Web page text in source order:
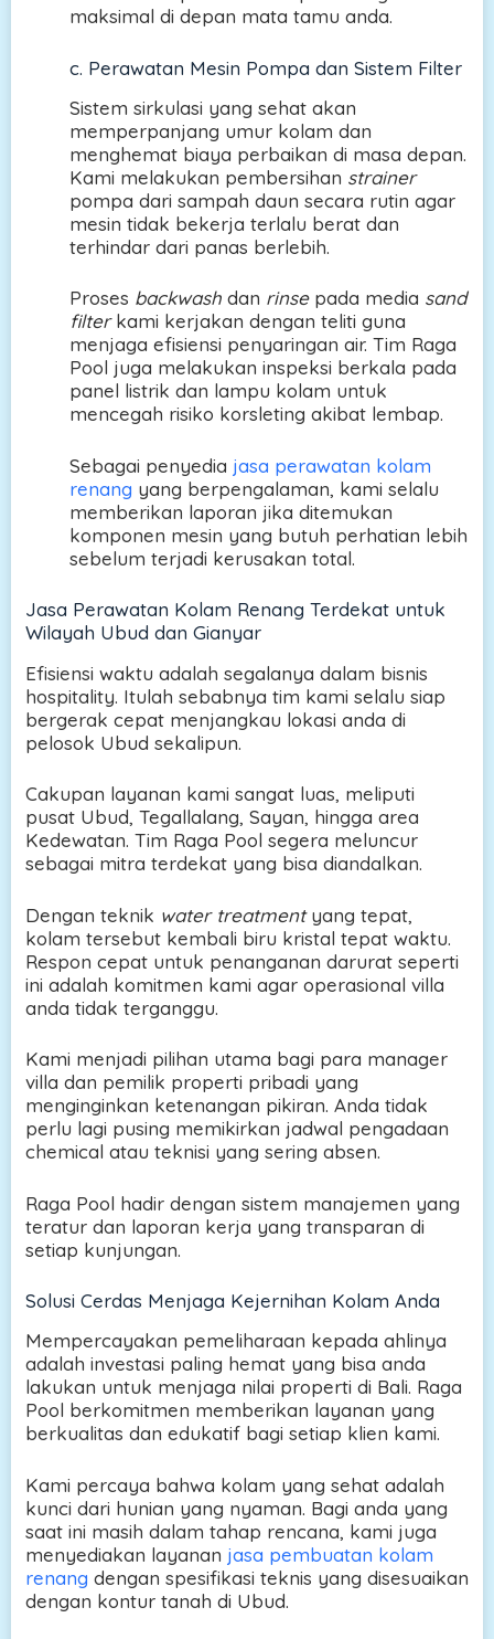
maksimal di depan mata tamu anda.
c. Perawatan Mesin Pompa dan Sistem Filter
Sistem sirkulasi yang sehat akan
memperpanjang umur kolam dan
menghemat biaya perbaikan di masa depan.
Kami melakukan pembersihan strainer
pompa dari sampah daun secara rutin agar
mesin tidak bekerja terlalu berat dan
terhindar dari panas berlebih.
Proses backwash dan rinsepada media sand
filterkami kerjakan dengan teliti guna
menjaga efisiensi penyaringan air. Tim Raga
Pool juga melakukan inspeksi berkala pada
panel listrik dan lampu kolam untuk
mencegah risiko korsleting akibat lembap.
Sebagai penyedia jasa perawatan kolam
renang yang berpengalaman, kami selalu
memberikan laporan jika ditemukan
komponen mesin yang butuh perhatian lebih
sebelum terjadi kerusakan total.
Jasa Perawatan Kolam Renang Terdekat untuk
Wilayah Ubud dan Gianyar
Efisiensi waktu adalah segalanya dalam bisnis
hospitality. Itulah sebabnya tim kami selalu siap
bergerak cepat menjangkau lokasi anda di
pelosok Ubud sekalipun.
Cakupan layanan kami sangat luas, meliputi
pusat Ubud, Tegallalang, Sayan, hingga area
Kedewatan. Tim Raga Pool segera meluncur
sebagai mitra terdekat yang bisa diandalkan.
Dengan teknik water treatmentyang tepat,
kolam tersebut kembali biru kristal tepat waktu.
Respon cepat untuk penanganan darurat seperti
ini adalah komitmen kami agar operasional villa
anda tidak terganggu.
Kami menjadi pilihan utama bagi para manager
villa dan pemilik properti pribadi yang
menginginkan ketenangan pikiran. Anda tidak
perlu lagi pusing memikirkan jadwal pengadaan
chemical atau teknisi yang sering absen.
Raga Pool hadir dengan sistem manajemen yang
teratur dan laporan kerja yang transparan di
setiap kunjungan.
Solusi Cerdas Menjaga Kejernihan Kolam Anda
Mempercayakan pemeliharaan kepada ahlinya
adalah investasi paling hemat yang bisa anda
lakukan untuk menjaga nilai properti di Bali. Raga
Pool berkomitmen memberikan layanan yang
berkualitas dan edukatif bagi setiap klien kami.
Kami percaya bahwa kolam yang sehat adalah
kunci dari hunian yang nyaman. Bagi anda yang
saat ini masih dalam tahap rencana, kami juga
menyediakan layanan jasa pembuatan kolam
renang dengan spesifikasi teknis yang disesuaikan
dengan kontur tanah di Ubud.